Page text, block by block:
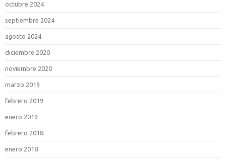
octubre 2024
septiembre 2024
agosto 2024
diciembre 2020
noviembre 2020
marzo 2019
febrero 2019
enero 2019
febrero 2018
enero 2018